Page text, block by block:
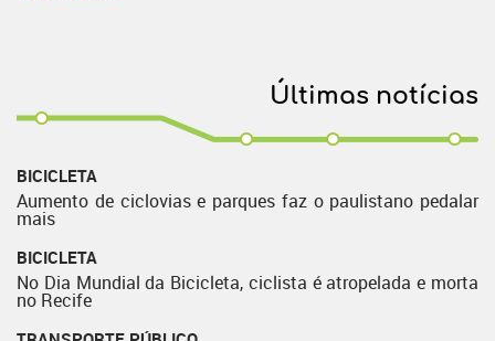
Últimas notícias
BICICLETA
Aumento de ciclovias e parques faz o paulistano pedalar
mais
BICICLETA
No Dia Mundial da Bicicleta, ciclista é atropelada e morta
no Recife